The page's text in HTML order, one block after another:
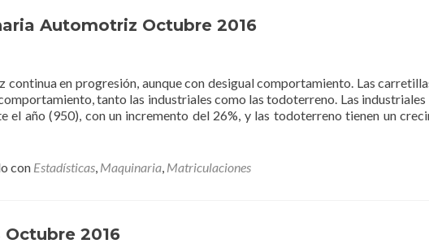
Automotriz Octubre 2016
continua en progresión, aunque con desigual comportamiento. Las
tanto las industriales como las todoterreno. Las industriales
el año (950), con un incremento del 26%, y las todoterreno tienen un
con Estadísticas, Maquinaria, Matriculaciones
2016